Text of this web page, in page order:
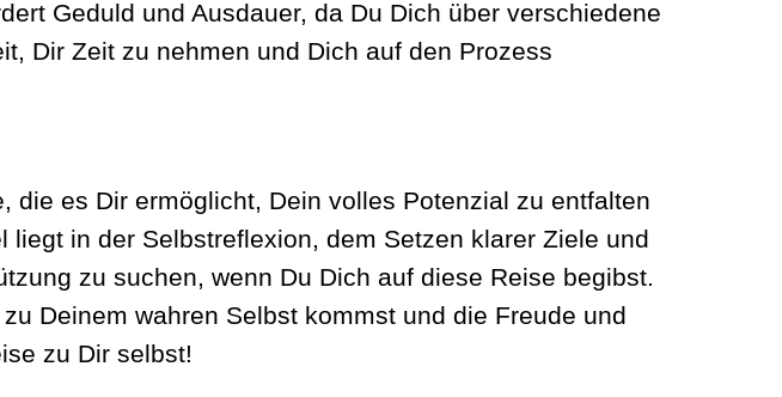
Geduld und Ausdauer, da Du Dich über verschiedene
Dir Zeit zu nehmen und Dich auf den Prozess
es Dir ermöglicht, Dein volles Potenzial zu entfalten
in der Selbstreflexion, dem Setzen klarer Ziele und
zu suchen, wenn Du Dich auf diese Reise begibst.
Deinem wahren Selbst kommst und die Freude und
zu Dir selbst!